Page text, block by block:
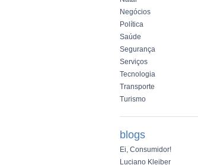
Negócios
Política
Saúde
Segurança
Serviços
Tecnologia
Transporte
Turismo
blogs
Ei, Consumidor!
Luciano Kleiber